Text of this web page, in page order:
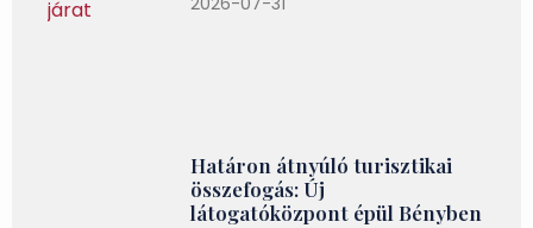
Határon átnyúló turisztikai
összefogás: Új
látogatóközpont épül Bényben